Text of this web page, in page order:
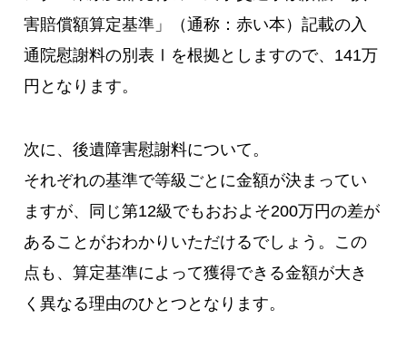
害賠償額算定基準」（通称：赤い本）記載の入
通院慰謝料の別表Ⅰを根拠としますので、141万
円となります。
次に、後遺障害慰謝料について。
それぞれの基準で等級ごとに金額が決まってい
ますが、同じ第12級でもおおよそ200万円の差が
あることがおわかりいただけるでしょう。この
点も、算定基準によって獲得できる金額が大き
く異なる理由のひとつとなります。